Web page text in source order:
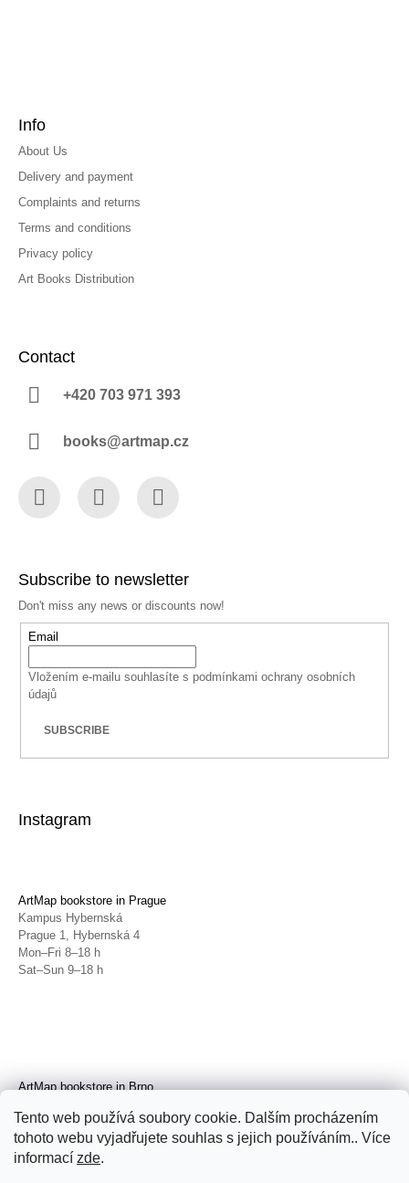
Tento web používá soubory cookie. Dalším procházením
tohoto webu vyjadřujete souhlas s jejich používáním.. Více
informací zde.
Info
About Us
Delivery and payment
Complaints and returns
Terms and conditions
Privacy policy
Art Books Distribution
Contact
+420 703 971 393
books@artmap.cz
Subscribe to newsletter
Don't miss any news or discounts now!
Email
Vložením e-mailu souhlasíte s podmínkami ochrany osobních
údajů
SUBSCRIBE
Instagram
ArtMap bookstore in Prague
Kampus Hybernská
Prague 1, Hybernská 4
Mon–Fri 8–18 h
Sat–Sun 9–18 h
ArtMap bookstore in Brno
Brno, Radnická 4
Tue–Fri 11–19 h
Sat 14–19 h